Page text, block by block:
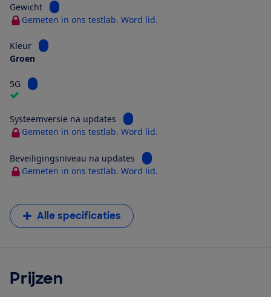
Gewicht
Bekijk informatie voor Gewicht
Gemeten in ons testlab. Word lid.
Kleur
Bekijk informatie voor Kleur
Groen
5G Bekijk informatie voor 5G
Systeemversie na updates
Bekijk informatie voor
Gemeten in ons testlab. Word lid.
Beveiligingsniveau na updates
Bekijk informatie voor
Gemeten in ons testlab. Word lid.
Alle specificaties
Prijzen